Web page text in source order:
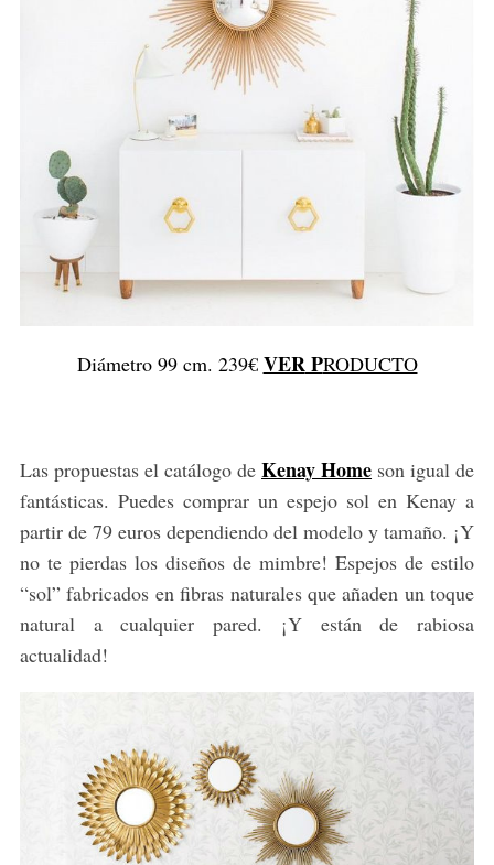
Diámetro 99 cm. 239€ VERPRODUCTO
Las propuestas el catálogo deKenay Home son igual de
fantásticas. Puedes comprar un espejo sol en Kenay a
partir de 79 euros dependiendo del modelo y tamaño. ¡Y
no te pierdas los diseños de mimbre! Espejos de estilo
“sol” fabricados en fibras naturales que añaden un toque
natural a cualquier pared. ¡Y están de rabiosa
actualidad!